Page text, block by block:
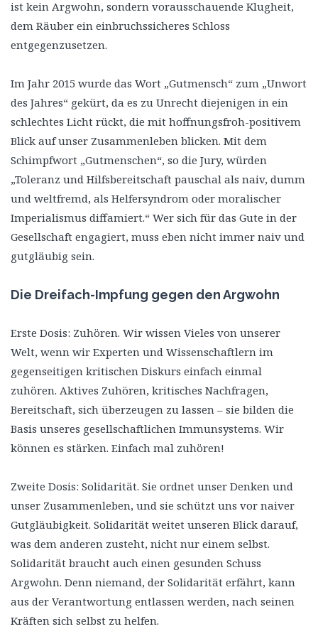
ist kein Argwohn, sondern vorausschauende Klugheit,
dem Räuber ein einbruchssicheres Schloss
entgegenzusetzen.
Im Jahr 2015 wurde das Wort „Gutmensch“ zum „Unwort
des Jahres“ gekürt, da es zu Unrecht diejenigen in ein
schlechtes Licht rückt, die mit hoffnungsfroh-positivem
Blick auf unser Zusammenleben blicken. Mit dem
Schimpfwort „Gutmenschen“, so die Jury, würden
„Toleranz und Hilfsbereitschaft pauschal als naiv, dumm
und weltfremd, als Helfersyndrom oder moralischer
Imperialismus diffamiert.“ Wer sich für das Gute in der
Gesellschaft engagiert, muss eben nicht immer naiv und
gutgläubig sein.
Die Dreifach-Impfung gegen den Argwohn
Erste Dosis: Zuhören. Wir wissen Vieles von unserer
Welt, wenn wir Experten und Wissenschaftlern im
gegenseitigen kritischen Diskurs einfach einmal
zuhören. Aktives Zuhören, kritisches Nachfragen,
Bereitschaft, sich überzeugen zu lassen – sie bilden die
Basis unseres gesellschaftlichen Immunsystems. Wir
können es stärken. Einfach mal zuhören!
Zweite Dosis: Solidarität. Sie ordnet unser Denken und
unser Zusammenleben, und sie schützt uns vor naiver
Gutgläubigkeit. Solidarität weitet unseren Blick darauf,
was dem anderen zusteht, nicht nur einem selbst.
Solidarität braucht auch einen gesunden Schuss
Argwohn. Denn niemand, der Solidarität erfährt, kann
aus der Verantwortung entlassen werden, nach seinen
Kräften sich selbst zu helfen.